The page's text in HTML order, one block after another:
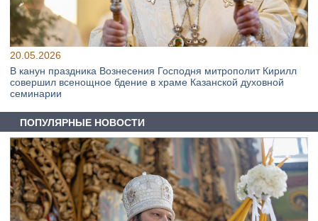
20.05.2026
В канун праздника Вознесения Господня митрополит Кирилл
совершил всенощное бдение в храме Казанской духовной
семинарии
ПОПУЛЯРНЫЕ НОВОСТИ